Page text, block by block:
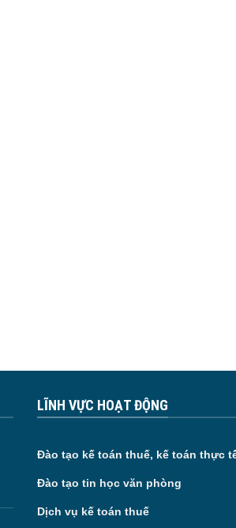
LĨNH VỰC HOẠT ĐỘNG
Đào tạo kế toán thuế, kế toán thực
Đào tạo tin học văn phòng
Dịch vụ kế toán thuế